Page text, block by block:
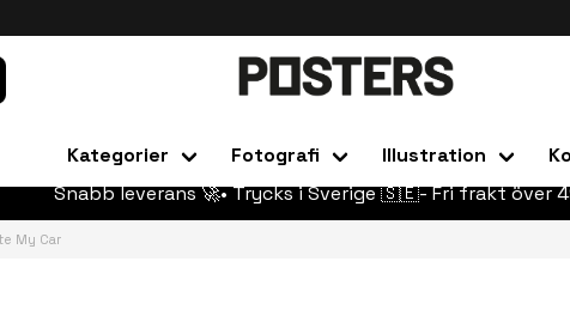
Kategorier Fotografi Illustration
Snabb leverans 🚀• Trycks i Sverige 🇸🇪- Fri frakt över
My Car